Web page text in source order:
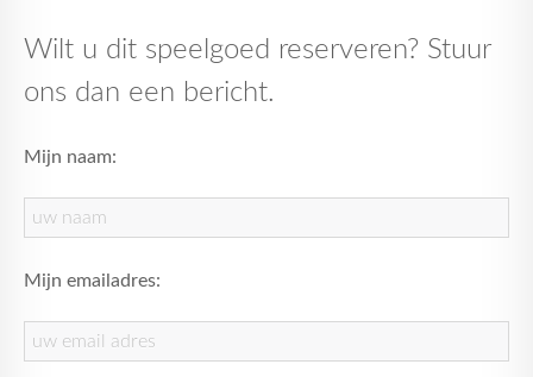
Wilt u dit speelgoed reserveren? Stuur
ons dan een bericht.
Mijn naam:
Mijn emailadres: